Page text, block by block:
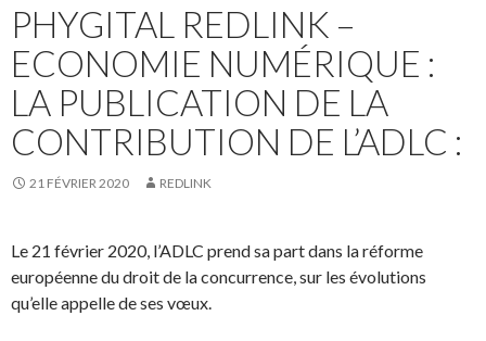
PHYGITAL REDLINK –
ECONOMIE NUMÉRIQUE :
LA PUBLICATION DE LA
CONTRIBUTION DE L’ADLC :
21 FÉVRIER 2020 REDLINK
Le 21 février 2020, l’ADLC prend sa part dans la réforme
européenne du droit de la concurrence, sur les évolutions
qu’elle appelle de ses vœux.